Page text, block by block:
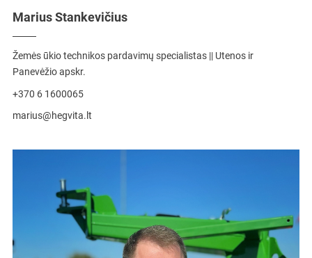
Marius Stankevičius
Žemės ūkio technikos pardavimų specialistas || Utenos ir
Panevėžio apskr.
+370 6 1600065
marius@hegvita.lt